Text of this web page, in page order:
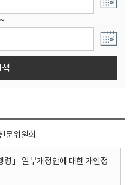
~
문위원회
령」 일부개정안에 대한 개인정